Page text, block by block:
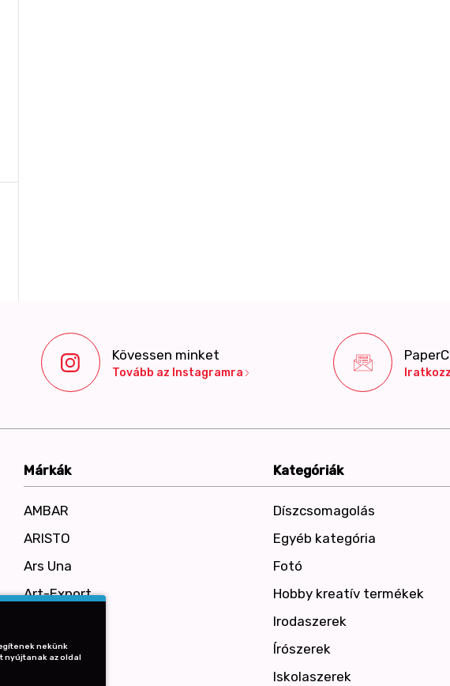
Kövessen minket
Tovább az Instagramra
Márkák
AMBAR
ARISTO
Ars Una
Art-Export
BENSIA
Kategóriák
Díszcsomagolás
Egyéb kategória
Fotó
Hobby kreatív termékek
Irodaszerek
Írószerek
Iskolaszerek
nekünk
az oldal